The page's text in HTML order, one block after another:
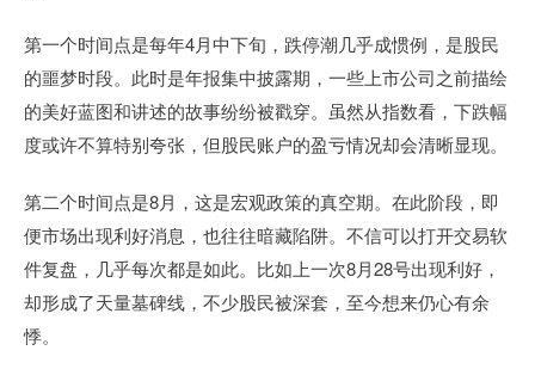
第一个时间点是每年4月中下旬，跌停潮几乎成惯例，是股民
的噩梦时段。此时是年报集中披露期，一些上市公司之前描绘
的美好蓝图和讲述的故事纷纷被戳穿。虽然从指数看，下跌幅
度或许不算特别夸张，但股民账户的盈亏情况却会清晰显现。
第二个时间点是8月，这是宏观政策的真空期。在此阶段，即
便市场出现利好消息，也往往暗藏陷阱。不信可以打开交易软
件复盘，几乎每次都是如此。比如上一次8月28号出现利好，
却形成了天量墓碑线，不少股民被深套，至今想来仍心有余
悸。